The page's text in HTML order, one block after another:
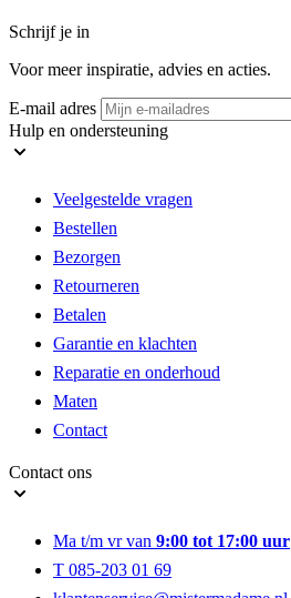
Schrijf je in
Voor meer inspiratie, advies en acties.
E-mail adres
Hulp en ondersteuning
Veelgestelde vragen
Bestellen
Bezorgen
Retourneren
Betalen
Garantie en klachten
Reparatie en onderhoud
Maten
Contact
Contact ons
Ma t/m vr van 9:00 tot 17:00 uur
T 085-203 01 69